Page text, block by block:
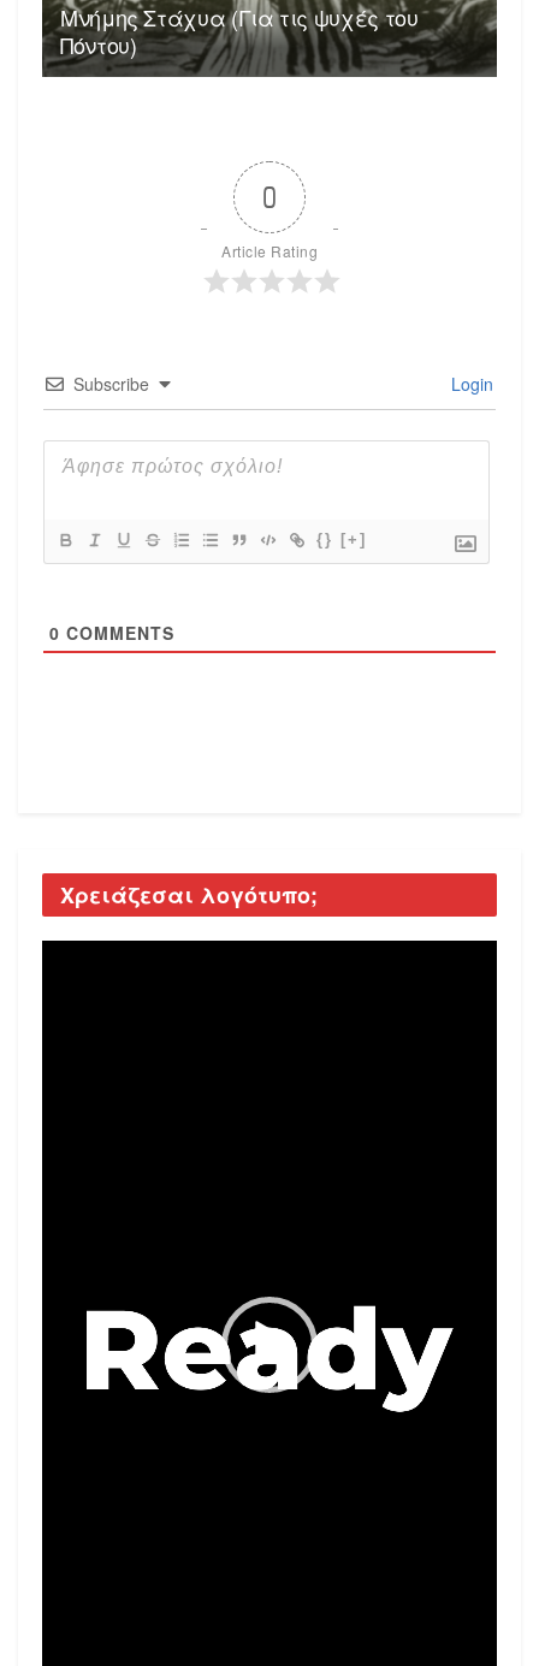
Μνήμης Στάχυα (Για τις ψυχές του
Πόντου)
0
Article Rating
Subscribe Login
{} [+]
0 COMMENTS
Χρειάζεσαι λογότυπο;